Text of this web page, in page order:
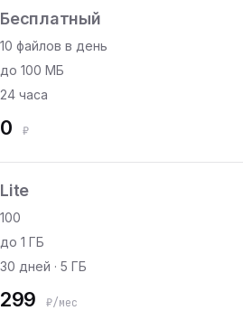
Бесплатный
10 файлов в день
до 100 МБ
24 часа
0 ₽
Lite
100
до 1 ГБ
30 дней · 5 ГБ
299 ₽/мес